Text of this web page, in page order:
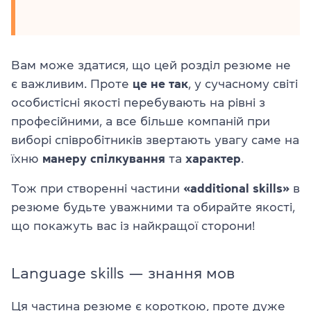
Вам може здатися, що цей розділ резюме не
є важливим. Проте це не так , у сучасному світі
особистісні якості перебувають на рівні з
професійними, а все більше компаній при
виборі співробітників звертають увагу саме на
їхню манеру спілкування та характер
Тож при створенні частини «additional skills» в
резюме будьте уважними та обирайте якості,
що покажуть вас із найкращої сторони!
Language skills — знання мов
Ця частина резюме є короткою, проте дуже